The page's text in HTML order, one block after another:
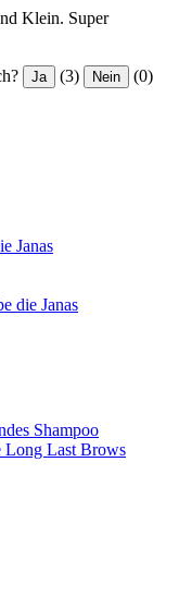
Klein. Super
Ja (3) Nein (0)
Janas
die Janas
Shampoo
Long Last Brows